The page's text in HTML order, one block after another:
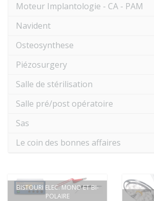
Moteur Implantologie - CA - PAM
Navident
Osteosynthese
Piézosurgery
Salle de stérilisation
Salle pré/post opératoire
Sas
Le coin des bonnes affaires
BISTOURI ELEC. MONO ET BI-
POLAIRE